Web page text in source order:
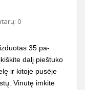
0
35 pa­
dalį pieštuko
ir ki­toje pusėje
Vinu­tę imkite